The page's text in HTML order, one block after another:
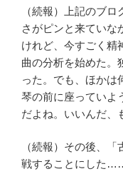
（続報）上記のブ
さがピンと来ていな
けれど、今すごく精
曲の分析を始めた。
った。でも、ほかは
琴の前に座っていよ
だよね。いいんだ、
（続報）その後、
戦することにした